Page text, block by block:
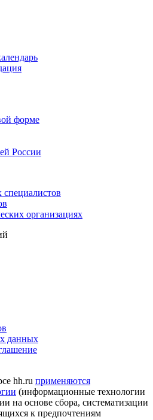
форме
России
организациях
данных
hh.ru применяются
(информационные технологии
на основе сбора, систематизации
к предпочтениям